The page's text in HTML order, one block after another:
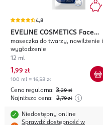
4,8
EVELINE COSMETICS Face
Therapy Professional
Hyaluron
maseczka do twarzy, nawilżenie i
wygładzenie
12 ml
1 ,99 zł
100 ml = 16,58 zł
Cena regularna: 3,29 zł
Najniższa cena: 2,79 zł
Niedostępny online
Sprawdź dostępność w